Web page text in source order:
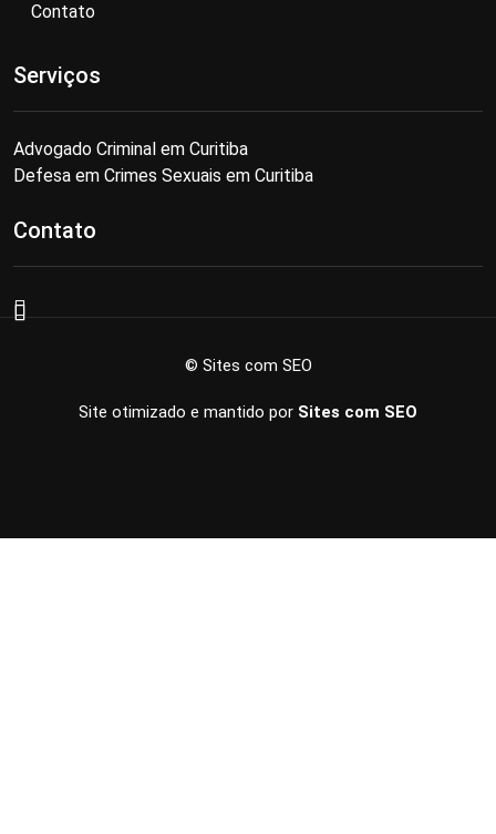
Contato
Serviços
Advogado Criminal em Curitiba
Defesa em Crimes Sexuais em Curitiba
Contato
© Sites com SEO
Site otimizado e mantido por Sites com SEO